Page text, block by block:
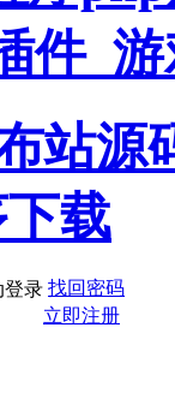
登录 找回密码
立即注册